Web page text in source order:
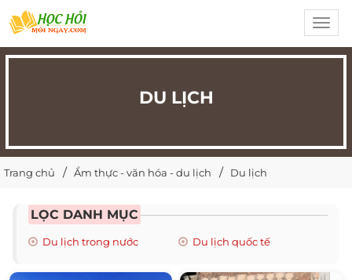
DU LỊCH
Trang chủ Ẩm thực - văn hóa - du lịch Du lịch
LỌC DANH MỤC
Du lịch trong nước Du lịch quốc tế